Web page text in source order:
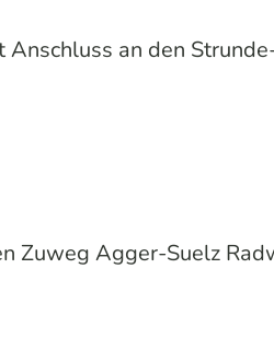
Anschluss an den
Zuweg Agger-Suelz